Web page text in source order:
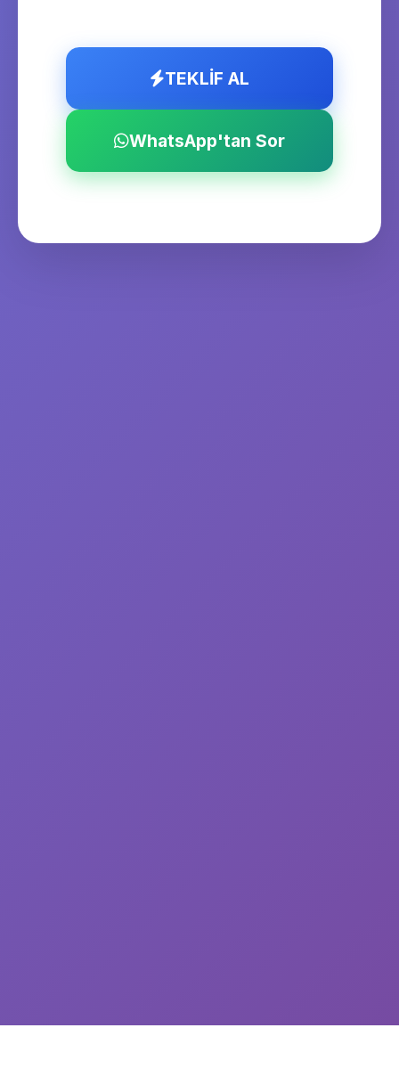
TEKLİF AL
WhatsApp'tan Sor